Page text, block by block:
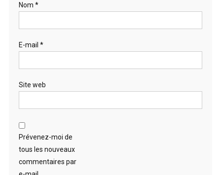
Nom *
E-mail *
Site web
Prévenez-moi de
tous les nouveaux
commentaires par